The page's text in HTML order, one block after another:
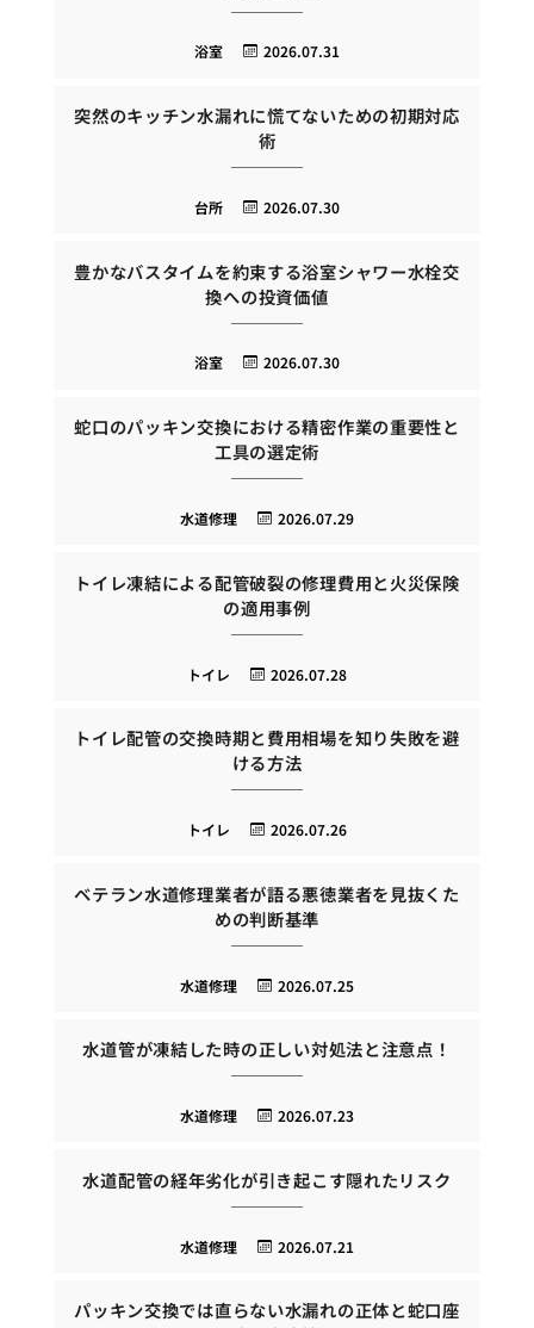
2026.07.31
浴室
突然のキッチン水漏れに慌てないための初期対応
術
2026.07.30
台所
豊かなバスタイムを約束する浴室シャワー水栓交
換への投資価値
2026.07.30
浴室
蛇口のパッキン交換における精密作業の重要性と
工具の選定術
2026.07.29
水道修理
トイレ凍結による配管破裂の修理費用と火災保険
の適用事例
2026.07.28
トイレ
トイレ配管の交換時期と費用相場を知り失敗を避
ける方法
2026.07.26
トイレ
ベテラン水道修理業者が語る悪徳業者を見抜くた
めの判断基準
2026.07.25
水道修理
水道管が凍結した時の正しい対処法と注意点！
2026.07.23
水道修理
水道配管の経年劣化が引き起こす隠れたリスク
2026.07.21
水道修理
パッキン交換では直らない水漏れの正体と蛇口座